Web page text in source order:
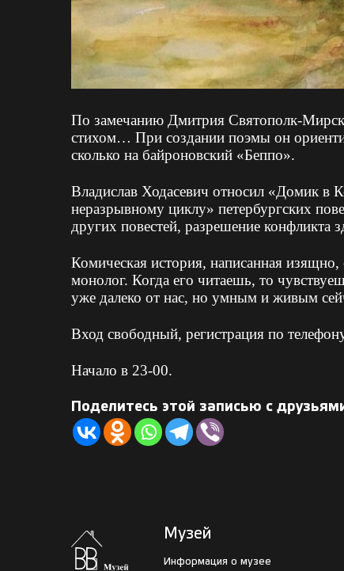
По замечанию Дмитрия Святополк-
стихом… При создании поэмы он
сколько на байроновский «Беппо».
Владислав Ходасевич относил «Домик в
неразрывному циклу» петербургских
других повестей, разрешение конфликта
Комическая история, написанная
монолог. Когда его читаешь, то
уже далеко от нас, но умным и живым
Вход свободный, регистрация по
Начало в 23-00.
Поделитесь этой записью с
Музей
Информация о музее